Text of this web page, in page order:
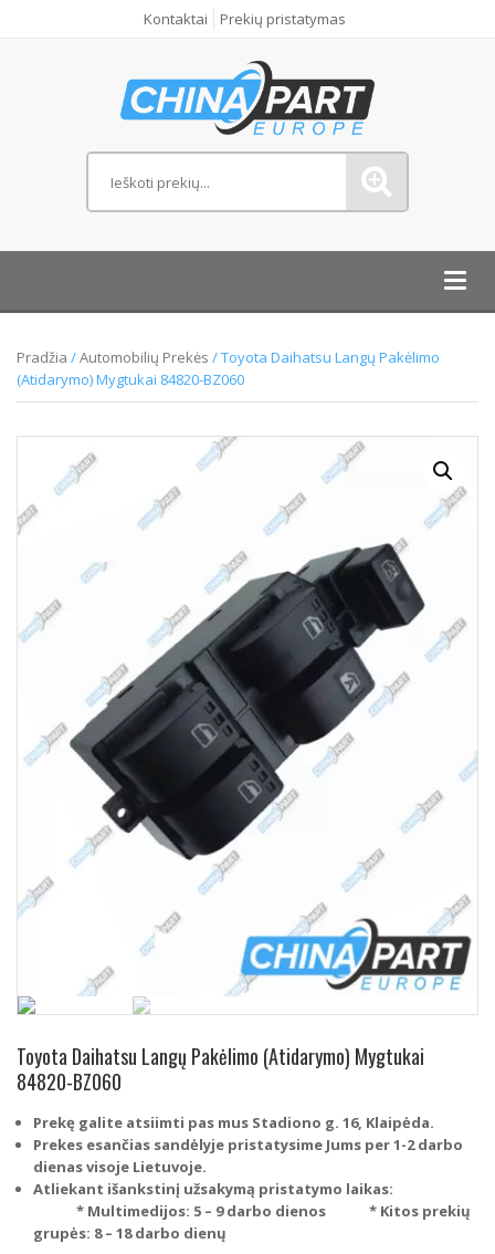
Kontaktai Prekių pristatymas
Pradžia /Automobilių Prekės / Toyota Daihatsu Langų Pakėlimo
(Atidarymo) Mygtukai 84820-BZ060
Toyota Daihatsu Langų Pakėlimo (Atidarymo) Mygtukai
84820-BZ060
Prekę galite atsiimti pas mus Stadiono g. 16, Klaipėda.
Prekes esančias sandėlyje pristatysime Jums per 1-2 darbo
dienas visoje Lietuvoje.
Atliekant išankstinį užsakymą pristatymo laikas:
* Multimedijos: 5 – 9 darbo dienos * Kitos prekių
grupės: 8 – 18 darbo dienų